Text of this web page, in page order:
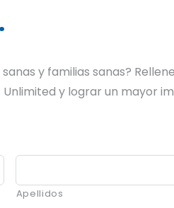
y familias sanas?
y lograr un mayor
Apellidos